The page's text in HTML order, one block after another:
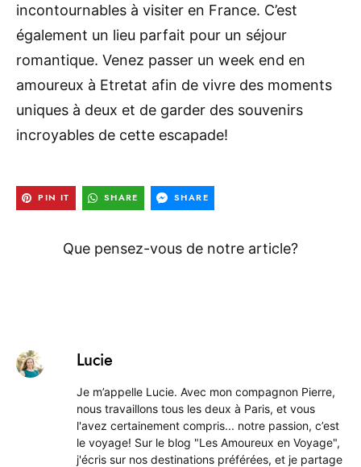
incontournables à visiter en France. C’est
également un lieu parfait pour un séjour
romantique. Venez passer un week end en
amoureux à Etretat afin de vivre des moments
uniques à deux et de garder des souvenirs
incroyables de cette escapade!
PIN IT SHARE SHARE
Que pensez-vous de notre article?
Lucie
Je m’appelle Lucie. Avec mon compagnon Pierre,
nous travaillons tous les deux à Paris, et vous
l'avez certainement compris... notre passion, c’est
le voyage! Sur le blog "Les Amoureux en Voyage",
j'écris sur nos destinations préférées, et je partage